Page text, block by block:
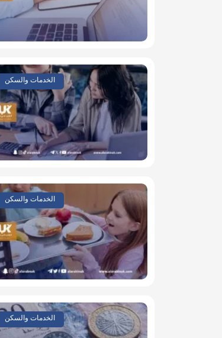
الخدمات والسكن
الخدمات والسكن
الخدمات والسكن